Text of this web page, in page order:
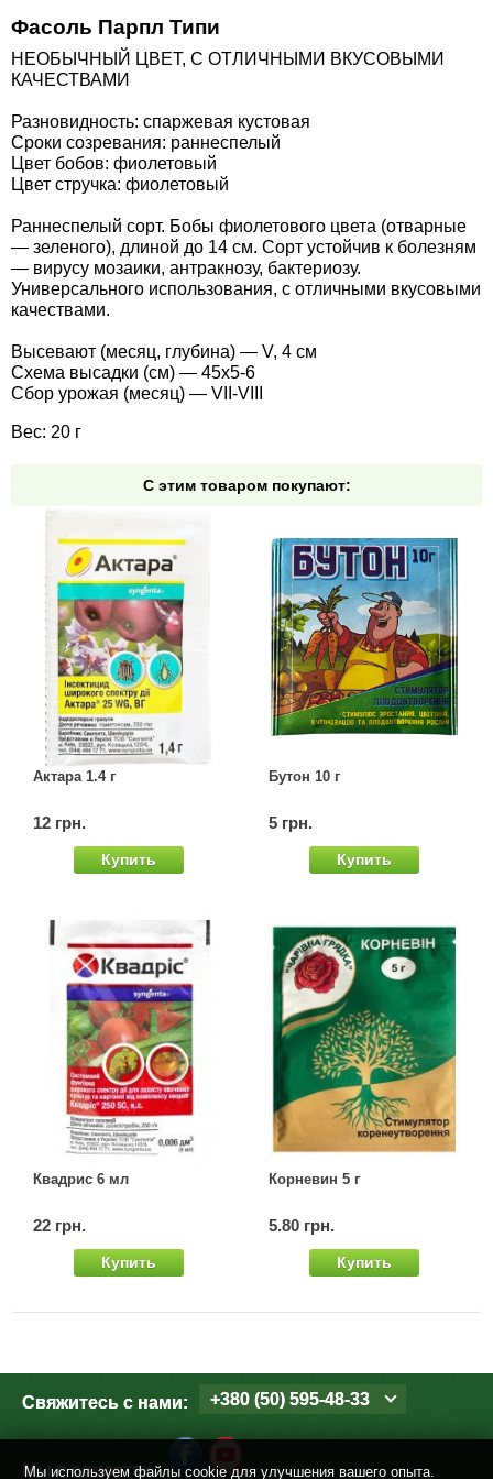
Фасоль Парпл Типи
НЕОБЫЧНЫЙ ЦВЕТ, С ОТЛИЧНЫМИ ВКУСОВЫМИ
КАЧЕСТВАМИ
Разновидность: спаржевая кустовая
Сроки созревания: раннеспелый
Цвет бобов: фиолетовый
Цвет стручка: фиолетовый
Раннеспелый сорт. Бобы фиолетового цвета (отварные
— зеленого), длиной до 14 см. Сорт устойчив к болезням
— вирусу мозаики, антракнозу, бактериозу.
Универсального использования, с отличными вкусовыми
качествами.
Высевают (месяц, глубина) — V, 4 см
Схема высадки (см) — 45х5-6
Сбор урожая (месяц) — VII-VIIІ
Вес: 20 г
С этим товаром покупают:
Актара 1.4 г
12 грн.
Купить
Бутон 10 г
5 грн.
Купить
Квадрис 6 мл
22 грн.
Купить
Корневин 5 г
5.80 грн.
Купить
Свяжитесь с нами: +380 (50) 595-48-33
Мы в соцсетях
Семена табака
Семена томатов
Семена газонной травы
Семена тыквы, патиссона
Семена укропа
Семена фасоли
Семена цветов
Семена щавеля
Элитные семена в банках
Средства защиты от моли
Средства защиты от капустницы
Средства защиты от кротов
Средства защиты от грызунов
Препараты для септиков, выгребных ям и
дачных туалетов, биодеструкторы
Хозяйственные товары
Средства защиты растений
Лидеры продаж
Купить семена - хиты продаж
Архив
Мы используем файлы cookie для улучшения вашего опыта.